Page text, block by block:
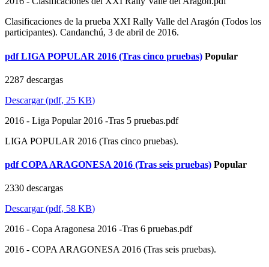
Clasificaciones de la prueba XXI Rally Valle del Aragón (Todos los
participantes). Candanchú, 3 de abril de 2016.
pdf LIGA POPULAR 2016 (Tras cinco pruebas) Popular
2287 descargas
Descargar(pdf, 25 KB)
2016 - Liga Popular 2016 -Tras 5 pruebas.pdf
LIGA POPULAR 2016 (Tras cinco pruebas).
pdf COPA ARAGONESA 2016 (Tras seis pruebas) Popular
2330 descargas
Descargar(pdf, 58 KB)
2016 - Copa Aragonesa 2016 -Tras 6 pruebas.pdf
2016 - COPA ARAGONESA 2016 (Tras seis pruebas).